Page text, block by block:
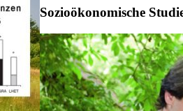
Sozioökonomische